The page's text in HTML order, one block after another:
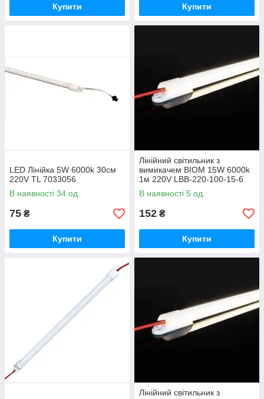
Купити Купити
LED Лінійка 5W 6000k 30см
220V TL 7033056
В наявності 34 од.
75 ₴
Купити
Лінійний світильник з
вимикачем ВІОМ 15W 6000k
1м 220V LBB-220-100-15-6
В наявності 5 од.
152 ₴
Купити
Лінійний світильник з